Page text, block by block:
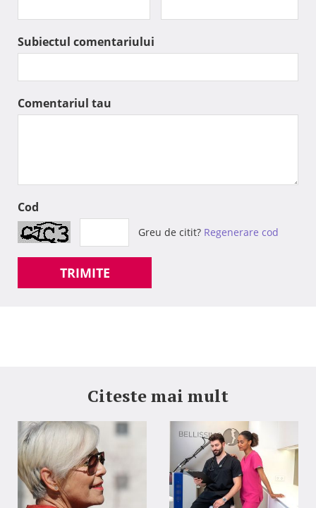
Subiectul comentariului
Comentariul tau
Cod
Greu de citit? Regenerare cod
TRIMITE
Citeste mai mult